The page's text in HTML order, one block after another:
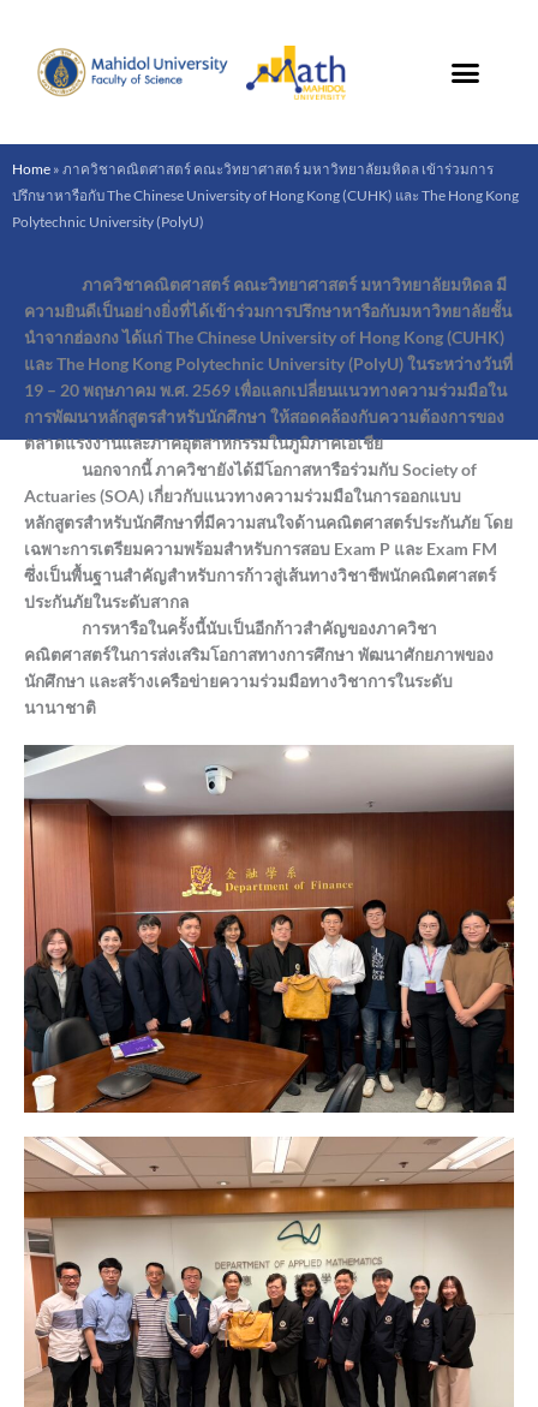
content
Home » ภาควิชาคณิตศาสตร์ คณะวิทยาศาสตร์ มหาวิทยาลัยมหิดล เข้าร่วมการ
ปรึกษาหารือกับ The Chinese University of Hong Kong (CUHK) และ The Hong Kong
Polytechnic University (PolyU)
ภาควิชาคณิตศาสตร์ คณะวิทยาศาสตร์ มหาวิทยาลัยมหิดล มี
ความยินดีเป็นอย่างยิ่งที่ได้เข้าร่วมการปรึกษาหารือกับมหาวิทยาลัยชั้น
นำจากฮ่องกง ได้แก่ The Chinese University of Hong Kong (CUHK)
และ The Hong Kong Polytechnic University (PolyU) ในระหว่างวันที่
19 – 20 พฤษภาคม พ.ศ. 2569 เพื่อแลกเปลี่ยนแนวทางความร่วมมือใน
การพัฒนาหลักสูตรสำหรับนักศึกษา ให้สอดคล้องกับความต้องการของ
ตลาดแรงงานและภาคอุตสาหกรรมในภูมิภาคเอเชีย
นอกจากนี้ ภาควิชายังได้มีโอกาสหารือร่วมกับ Society of
Actuaries (SOA) เกี่ยวกับแนวทางความร่วมมือในการออกแบบ
หลักสูตรสำหรับนักศึกษาที่มีความสนใจด้านคณิตศาสตร์ประกันภัย โดย
เฉพาะการเตรียมความพร้อมสำหรับการสอบ Exam P และ Exam FM
ซึ่งเป็นพื้นฐานสำคัญสำหรับการก้าวสู่เส้นทางวิชาชีพนักคณิตศาสตร์
ประกันภัยในระดับสากล
การหารือในครั้งนี้นับเป็นอีกก้าวสำคัญของภาควิชา
คณิตศาสตร์ในการส่งเสริมโอกาสทางการศึกษา พัฒนาศักยภาพของ
นักศึกษา และสร้างเครือข่ายความร่วมมือทางวิชาการในระดับ
นานาชาติ